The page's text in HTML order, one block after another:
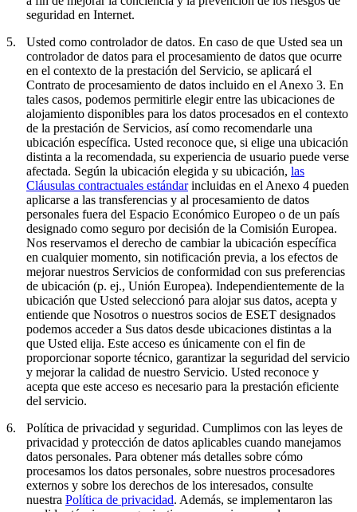
seguridad en Internet.
5.
Usted como controlador de datos. En caso de que Usted sea un
controlador de datos para el procesamiento de datos que ocurre
en el contexto de la prestación del Servicio, se aplicará el
Contrato de procesamiento de datos incluido en el Anexo 3. En
tales casos, podemos permitirle elegir entre las ubicaciones de
alojamiento disponibles para los datos procesados en el contexto
de la prestación de Servicios, así como recomendarle una
ubicación específica. Usted reconoce que, si elige una ubicación
distinta a la recomendada, su experiencia de usuario puede verse
afectada. Según la ubicación elegida y su ubicación, las
Cláusulas contractuales estándarincluidas en el Anexo 4 pueden
aplicarse a las transferencias y al procesamiento de datos
personales fuera del Espacio Económico Europeo o de un país
designado como seguro por decisión de la Comisión Europea.
Nos reservamos el derecho de cambiar la ubicación específica
en cualquier momento, sin notificación previa, a los efectos de
mejorar nuestros Servicios de conformidad con sus preferencias
de ubicación (p. ej., Unión Europea). Independientemente de la
ubicación que Usted seleccionó para alojar sus datos, acepta y
entiende que Nosotros o nuestros socios de ESET designados
podemos acceder a Sus datos desde ubicaciones distintas a la
que Usted elija. Este acceso es únicamente con el fin de
proporcionar soporte técnico, garantizar la seguridad del servicio
y mejorar la calidad de nuestro Servicio. Usted reconoce y
acepta que este acceso es necesario para la prestación eficiente
del servicio.
6.
Política de privacidad y seguridad. Cumplimos con las leyes de
privacidad y protección de datos aplicables cuando manejamos
datos personales. Para obtener más detalles sobre cómo
procesamos los datos personales, sobre nuestros procesadores
externos y sobre los derechos de los interesados, consulte
nuestra Política de privacidad. Además, se implementaron las